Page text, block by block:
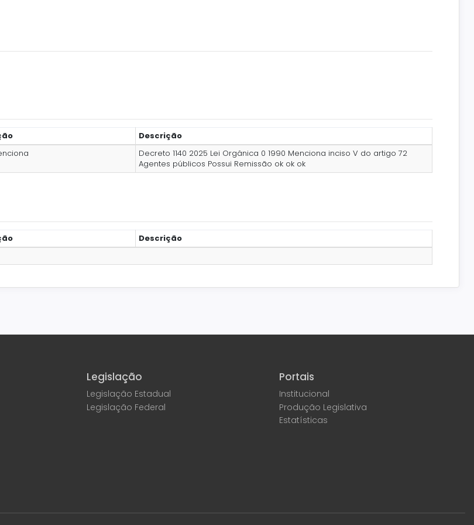
Descrição
Decreto 1140 2025 Lei Orgânica 0 1990 Menciona inciso V do artigo 72
Agentes públicos Possui Remissão ok ok ok
Descrição
Legislação
Legislação Estadual
Legislação Federal
Portais
Institucional
Produção Legislativa
Estatísticas